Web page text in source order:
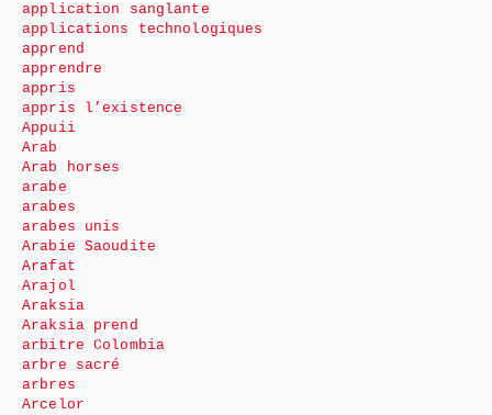
application sanglante
applications technologiques
apprend
apprendre
appris
appris l’existence
Appuii
Arab
Arab horses
arabe
arabes
arabes unis
Arabie Saoudite
Arafat
Arajol
Araksia
Araksia prend
arbitre Colombia
arbre sacré
arbres
Arcelor